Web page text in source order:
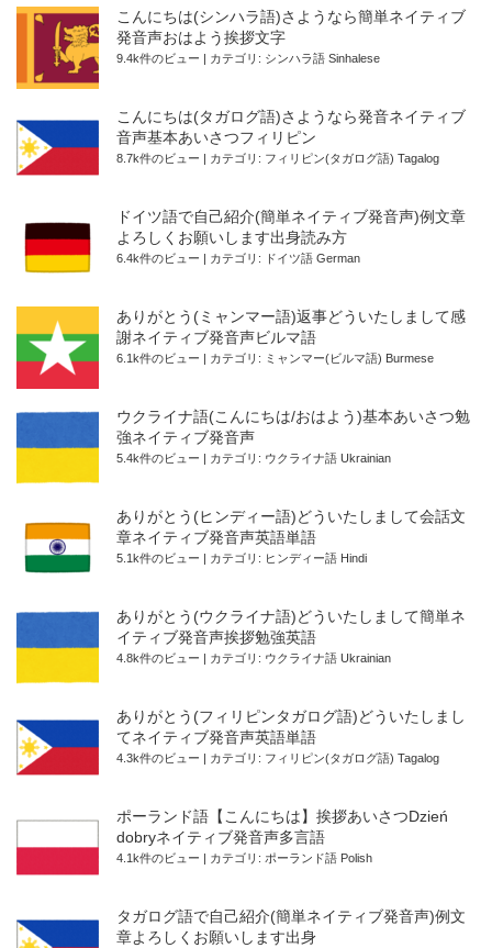
こんにちは(シンハラ語)さようなら簡単ネイティブ
発音声おはよう挨拶文字
9.4k件のビュー カテゴリ: シンハラ語 Sinhalese
こんにちは(タガログ語)さようなら発音ネイティブ
音声基本あいさつフィリピン
8.7k件のビュー カテゴリ: フィリピン(タガログ語) Tagalog
ドイツ語で自己紹介(簡単ネイティブ発音声)例文章
よろしくお願いします出身読み方
6.4k件のビュー カテゴリ: ドイツ語 German
ありがとう(ミャンマー語)返事どういたしまして感
謝ネイティブ発音声ビルマ語
6.1k件のビュー カテゴリ: ミャンマー(ビルマ語) Burmese
ウクライナ語(こんにちは/おはよう)基本あいさつ勉
強ネイティブ発音声
5.4k件のビュー カテゴリ: ウクライナ語 Ukrainian
ありがとう(ヒンディー語)どういたしまして会話文
章ネイティブ発音声英語単語
5.1k件のビュー カテゴリ: ヒンディー語 Hindi
ありがとう(ウクライナ語)どういたしまして簡単ネ
イティブ発音声挨拶勉強英語
4.8k件のビュー カテゴリ: ウクライナ語 Ukrainian
ありがとう(フィリピンタガログ語)どういたしまし
てネイティブ発音声英語単語
4.3k件のビュー カテゴリ: フィリピン(タガログ語) Tagalog
ポーランド語【こんにちは】挨拶あいさつDzień
dobryネイティブ発音声多言語
4.1k件のビュー カテゴリ: ポーランド語 Polish
タガログ語で自己紹介(簡単ネイティブ発音声)例文
章よろしくお願いします出身